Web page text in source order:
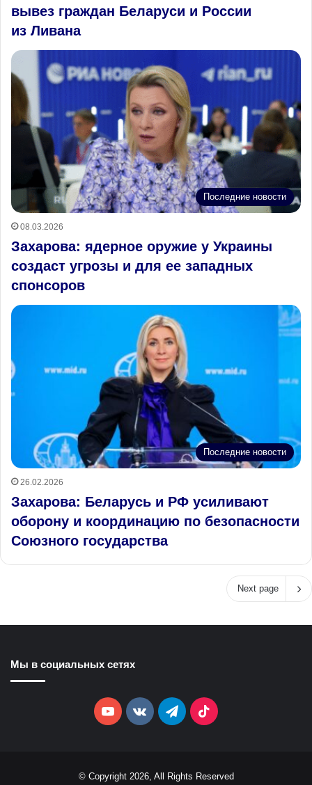
вывез граждан Беларуси и России
из Ливана
Последние новости
08.03.2026
Захарова: ядерное оружие у Украины
создаст угрозы и для ее западных
спонсоров
Последние новости
26.02.2026
Захарова: Беларусь и РФ усиливают
оборону и координацию по безопасности
Союзного государства
Next page
Мы в социальных сетях
YouTubevk.comTelegramTikTok
© Copyright 2026, All Rights Reserved